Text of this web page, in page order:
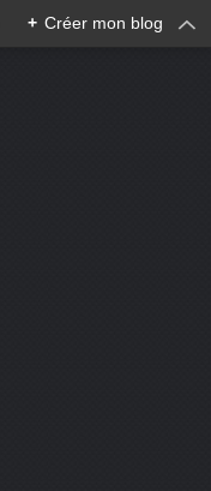
+ Créer mon blog